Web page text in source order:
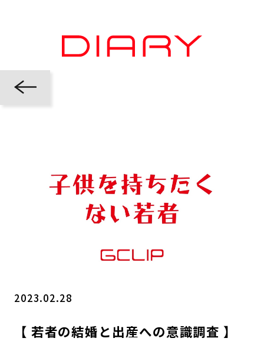
2023.02.28
【 若者の結婚と出産への意識調査 】